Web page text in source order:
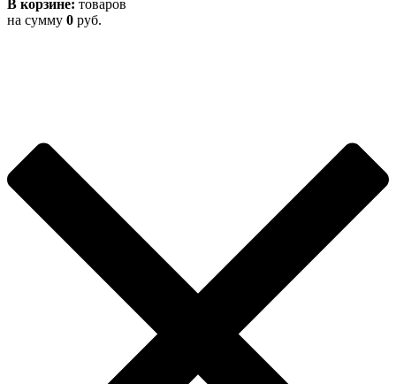
В корзине: товаров
на сумму 0 руб.